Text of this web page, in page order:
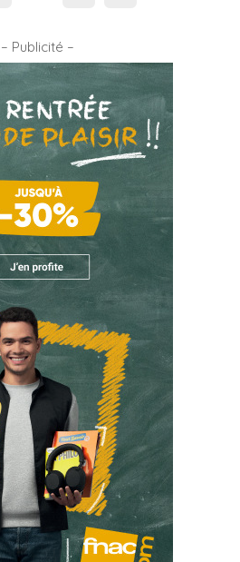
– Publicité –